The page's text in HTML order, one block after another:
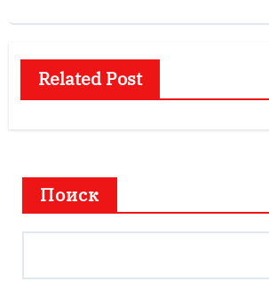
Related Post
Поиск